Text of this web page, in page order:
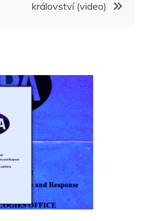
království (video)